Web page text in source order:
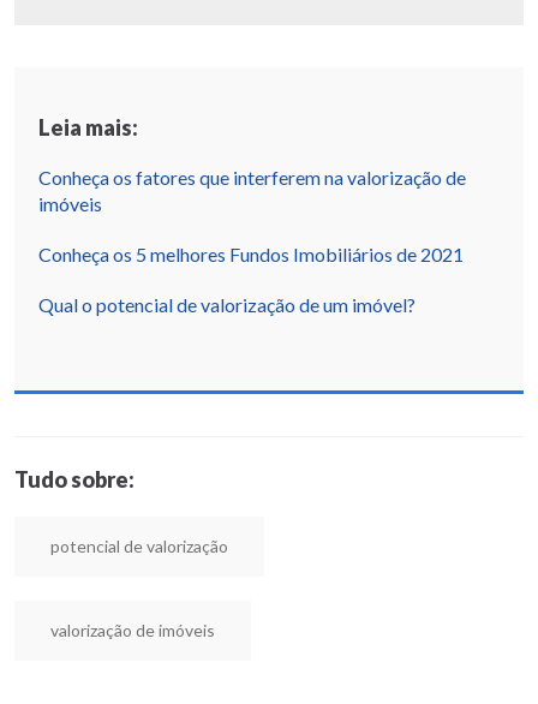
Leia mais:
Conheça os fatores que interferem na valorização de
imóveis
Conheça os 5 melhores Fundos Imobiliários de 2021
Qual o potencial de valorização de um imóvel?
Tudo sobre:
potencial de valorização
valorização de imóveis